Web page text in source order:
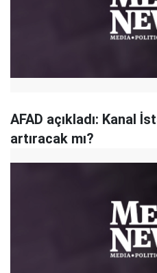
AFAD açıkladı: Kanal
artıracak mı?